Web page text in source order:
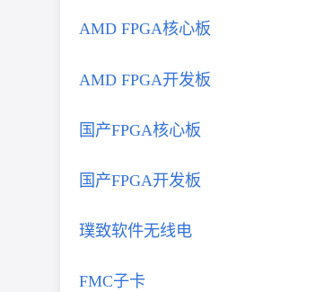
AMD FPGA核心板
AMD FPGA开发板
国产FPGA核心板
国产FPGA开发板
璞致软件无线电
FMC子卡